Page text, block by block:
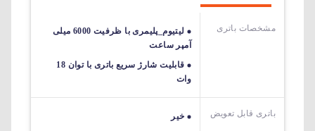
مشخصات باتری
لیتیوم_پلیمری با ظرفیت 6000 میلی
آمپر ساعت
قابلیت شارژ سریع باتری با توان 18
وات
باتری قابل تعویض خیر